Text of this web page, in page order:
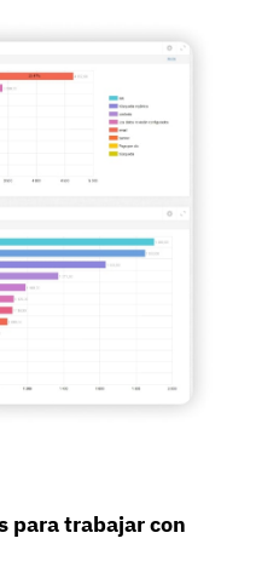
para trabajar con